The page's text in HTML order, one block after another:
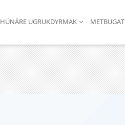
HÜNÄRE UGRUKDYRMAK METBUGAT